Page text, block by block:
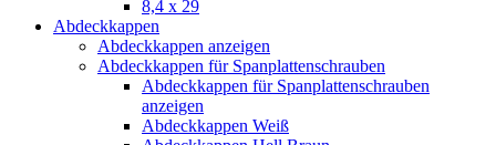
8,4 x 29
Abdeckkappen
Abdeckkappen anzeigen
Abdeckkappen für Spanplattenschrauben
Abdeckkappen für Spanplattenschrauben
anzeigen
Abdeckkappen Weiß